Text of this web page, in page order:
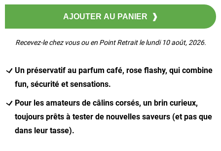
Recevez-le chez vous ou en Point Retrait le lundi 10 août, 2026.
Un préservatif au parfum café, rose flashy, qui combine
fun, sécurité et sensations.
Pour les amateurs de câlins corsés, un brin curieux,
toujours prêts à tester de nouvelles saveurs (et pas que
dans leur tasse).